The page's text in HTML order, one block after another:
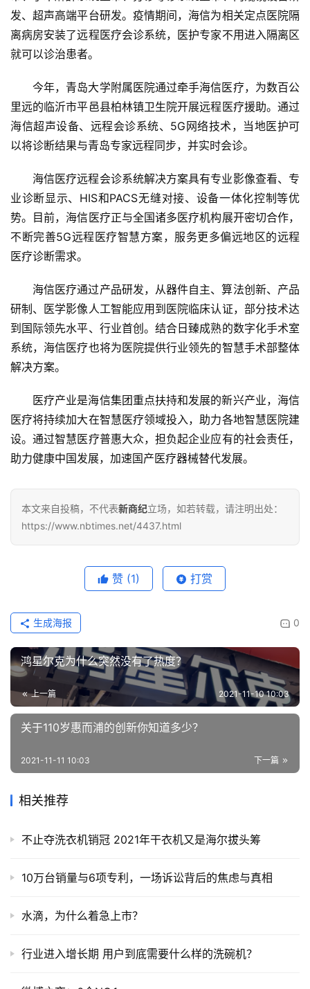
创
投
纪
数
说
新
商
新
商
专
栏
发、超声高端平台研发。疫情期间，海信为相关定点医院隔
离病房安装了远程医疗会诊系统，医护专家不用进入隔离区
就可以诊治患者。
今年，青岛大学附属医院通过牵手海信医疗，为数百公
里远的临沂市平邑县柏林镇卫生院开展远程医疗援助。通过
海信超声设备、远程会诊系统、5G网络技术，当地医护可
以将诊断结果与青岛专家远程同步，并实时会诊。
海信医疗远程会诊系统解决方案具有专业影像查看、专
业诊断显示、HIS和PACS无缝对接、设备一体化控制等优
势。目前，海信医疗正与全国诸多医疗机构展开密切合作，
不断完善5G远程医疗智慧方案，服务更多偏远地区的远程
医疗诊断需求。
海信医疗通过产品研发，从器件自主、算法创新、产品
研制、医学影像人工智能应用到医院临床认证，部分技术达
到国际领先水平、行业首创。结合日臻成熟的数字化手术室
系统，海信医疗也将为医院提供行业领先的智慧手术部整体
解决方案。
医疗产业是海信集团重点扶持和发展的新兴产业，海信
医疗将持续加大在智慧医疗领域投入，助力各地智慧医院建
设。通过智慧医疗普惠大众，担负起企业应有的社会责任，
助力健康中国发展，加速国产医疗器械替代发展。
本文来自投稿，不代表新商纪立场，如若转载，请注明出处：
https://www.nbtimes.net/4437.html
赞 (1) 打赏
0
生成海报
鸿星尔克为什么突然没有了热度？
上一篇 2021-11-10 10:03
关于110岁惠而浦的创新你知道多少？
下一篇
2021-11-11 10:03
相关推荐
不止夺洗衣机销冠 2021年干衣机又是海尔拔头筹
10万台销量与6项专利，一场诉讼背后的焦虑与真相
水滴，为什么着急上市？
行业进入增长期 用户到底需要什么样的洗碗机？